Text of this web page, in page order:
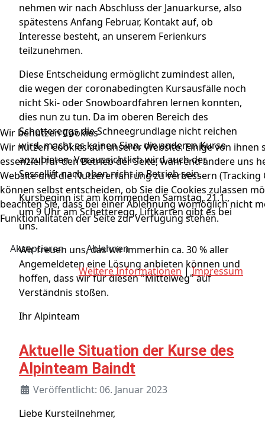
nehmen wir nach Abschluss der Januarkurse, also
spätestens Anfang Februar, Kontakt auf, ob
Interesse besteht, an unserem Ferienkurs
teilzunehmen.
Diese Entscheidung ermöglicht zumindest allen,
die wegen der coronabedingten Kursausfälle noch
nicht Ski- oder Snowboardfahren lernen konnten,
dies nun zu tun. Da im oberen Bereich des
Schettereggs die Schneegrundlage nicht reichen
wird, macht es keinen Sinn, die anderen Kurse
anzubieten. Voraussichtlich wird auch der
Sessellift nach oben nicht in Betrieb sein.
Kursbeginn ist am kommenden Samstag, 21.1.,
um 9 Uhr am Schetteregg. Liftkarten gibt es bei
uns.
Wir freuen uns, das wir immerhin ca. 30 % aller
Angemeldeten eine Lösung anbieten können und
hoffen, dass wir für diesen "Mittelweg" auf
Verständnis stoßen.
Ihr Alpinteam
Aktuelle Situation der Kurse des
Alpinteam Baindt
Veröffentlicht: 06. Januar 2023
Liebe Kursteilnehmer,
Wir benutzen Cookies
Wir nutzen Cookies auf unserer Website. Einige von ihnen
essenziell für den Betrieb der Seite, während andere uns
Website und die Nutzererfahrung zu verbessern (Tracking
können selbst entscheiden, ob Sie die Cookies zulassen
beachten Sie, dass bei einer Ablehnung womöglich nicht
Funktionalitäten der Seite zur Verfügung stehen.
Akzeptieren
Ablehnen
Weitere Informationen|Impressum